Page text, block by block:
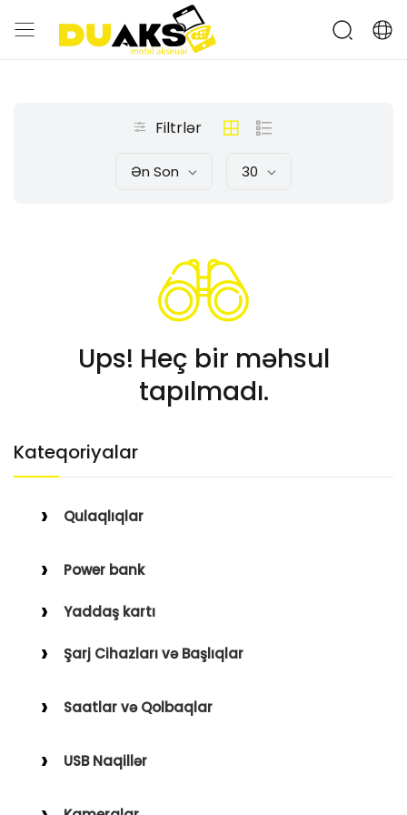
Kateqoriyalar
Qulaqlıqlar
Qulaqüstü
Power bank
Yaddaş kartı
Şarj Cihazları və Başlıqlar
Saatlar və Qolbaqlar
Saat Qolbaqları
USB Naqillər
Filtrlər
Ən Son 30
Ups! Heç bir məhsul
tapılmadı.